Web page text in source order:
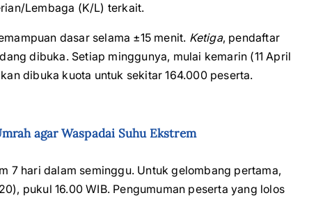
Lembaga (K/L) terkait.
dasar selama ±15 menit. Ketiga, pendaftar
dibuka. Setiap minggunya, mulai kemarin (11 April
dibuka kuota untuk sekitar 164.000 peserta.
agar Waspadai Suhu Ekstrem
7 hari dalam seminggu. Untuk gelombang pertama,
pukul 16.00 WIB. Pengumuman peserta yang lolos